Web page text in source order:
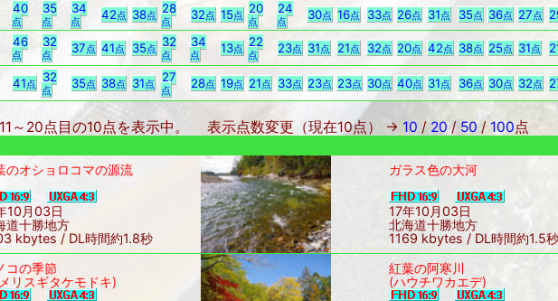
40
点
35
点
34
点
42点 38点
28
点
32点 15点
20
点
24
点
30点 16点 33点 26点 31点 35点 36点 27点
46
点
32
点
37点 41点 35点
32
点
34
点
13点
22
点
23点 31点 21点 32点 20点 42点 38点 25点 31点
41点
32
点
35点 38点 31点
27
点
28点 19点 21点 33点 23点 23点 30点 40点 31点 36点 30点 32点
～20点目の10点を表示中。 表示点数変更（現在10点） -> 10 / 20 / 50/ 100点
のオショロコマの源流
10月03日
道十勝地方
kbytes / DL時間約1.8秒
ガラス色の大河
17年10月03日
北海道十勝地方
1169 kbytes / DL時間約1.5秒
コの季節
リスギタケモドキ)
紅葉の阿寒川
(ハウチワカエデ)